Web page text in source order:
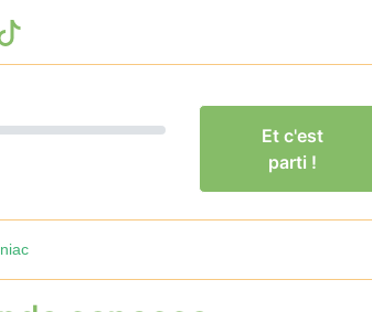
Et c'est
parti !